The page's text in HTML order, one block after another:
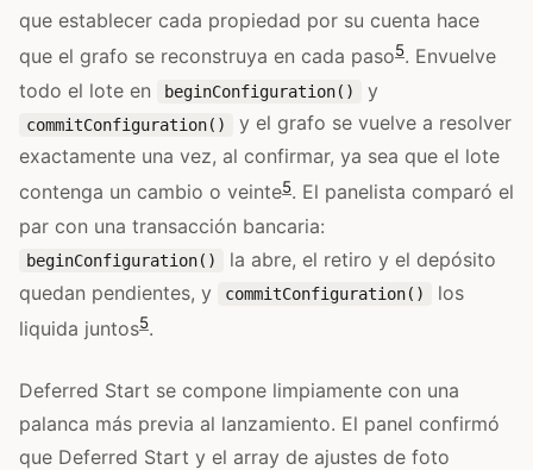
que establecer cada propiedad por su cuenta hace
que el grafo se reconstruya en cada paso5. Envuelve
todo el lote en
beginConfiguration() y
commitConfiguration()
y el grafo se vuelve a resolver
exactamente una vez, al confirmar, ya sea que el lote
contenga un cambio o veinte5. El panelista comparó el
par con una transacción bancaria:
beginConfiguration()
la abre, el retiro y el depósito
quedan pendientes, y
commitConfiguration()
los
liquida juntos5.
Deferred Start se compone limpiamente con una
palanca más previa al lanzamiento. El panel confirmó
que Deferred Start y el array de ajustes de foto